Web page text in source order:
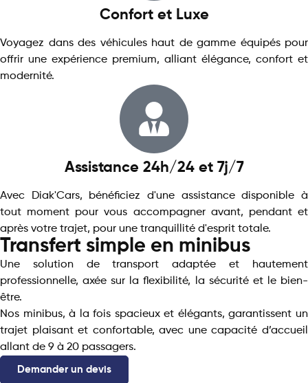
Confort et Luxe
Voyagez dans des véhicules haut de gamme équipés pour
offrir une expérience premium, alliant élégance, confort et
modernité.
Assistance 24h/24 et 7j/7
Avec Diak'Cars, bénéficiez d'une assistance disponible à
tout moment pour vous accompagner avant, pendant et
après votre trajet, pour une tranquillité d'esprit totale.
Transfert simple en minibus
Une solution de transport adaptée et hautement
professionnelle, axée sur la flexibilité, la sécurité et le bien-
être.
Nos minibus, à la fois spacieux et élégants, garantissent un
trajet plaisant et confortable, avec une capacité d’accueil
allant de 9 à 20 passagers.
Demander un devis